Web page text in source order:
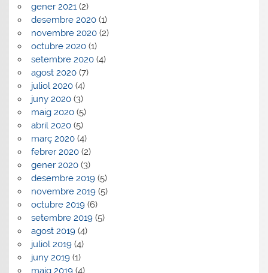
gener 2021(2)
desembre 2020(1)
novembre 2020(2)
octubre 2020(1)
setembre 2020(4)
agost 2020(7)
juliol 2020(4)
juny 2020(3)
maig 2020(5)
abril 2020(5)
març 2020(4)
febrer 2020(2)
gener 2020(3)
desembre 2019(5)
novembre 2019(5)
octubre 2019(6)
setembre 2019(5)
agost 2019(4)
juliol 2019(4)
juny 2019(1)
maig 2019(4)